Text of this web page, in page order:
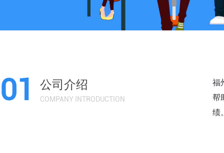
01 公司介绍
COMPANY INTRODUCTION
福
帮
绩